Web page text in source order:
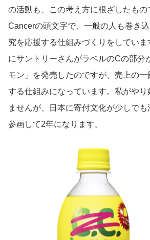
の活動も、この考え方に根ざしたも
Cancerの頭文字で、一般の人も巻き
究を応援する仕組みづくりをしてい
にサントリーさんがラベルのCの部分
モン」を発売したのですが、売上の
する仕組みになっています。私がやり
ませんが、日本に寄付文化が少しでも
参画して2年になります。